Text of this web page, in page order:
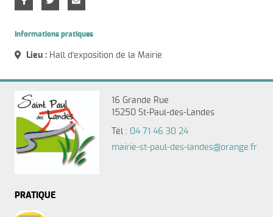
Informations pratiques
Lieu : Hall d'exposition de la Mairie
16 Grande Rue
15250 St-Paul-des-Landes
Tél : 04 71 46 30 24
mairie-st-paul-des-landes@orange.fr
PRATIQUE